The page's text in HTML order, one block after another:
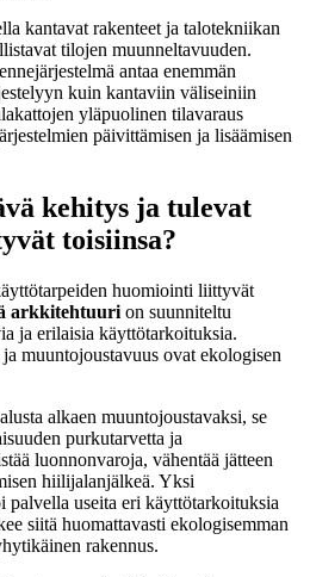
kantavat rakenteet ja talotekniikan
tilojen muunneltavuuden.
antaa enemmän
kuin kantaviin väliseiniin
yläpuolinen tilavaraus
päivittämisen ja lisäämisen
kehitys ja tulevat
toisiinsa?
huomiointi liittyvät
arkkitehtuuri on suunniteltu
ja erilaisia käyttötarkoituksia.
muuntojoustavuus ovat ekologisen
alkaen muuntojoustavaksi, se
purkutarvetta ja
luonnonvaroja, vähentää jätteen
hiilijalanjälkeä. Yksi
palvella useita eri käyttötarkoituksia
siitä huomattavasti ekologisemman
rakennus.